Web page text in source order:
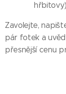
Zavolejte,
pár fotek a
přesnější cenu